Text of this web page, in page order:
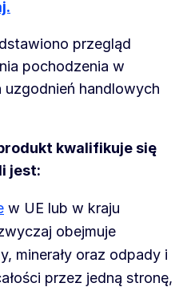
przegląd
pochodzenia w
uzgodnień handlowych
kwalifikuje się
jest:
w UE lub w kraju
obejmuje
minerały oraz odpady i
przez jedną stronę,